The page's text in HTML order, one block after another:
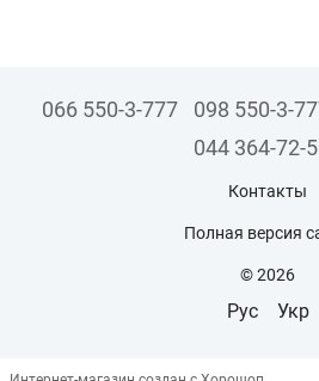
066 550-3-777 098 550-3-
044 364-72-
Контакты
Полная версия
© 2026
Рус Укр